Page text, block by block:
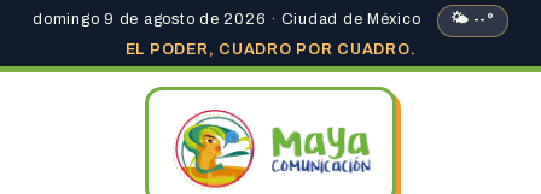
domingo 9 de agosto de 2026 · Ciudad de México
🌤 --°
EL PODER, CUADRO POR CUADRO.